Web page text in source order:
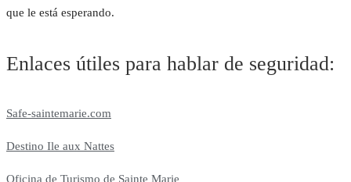
que le está esperando.
Enlaces útiles para hablar de seguridad:
Safe-saintemarie.com
Destino Ile aux Nattes
Oficina de Turismo de Sainte Marie